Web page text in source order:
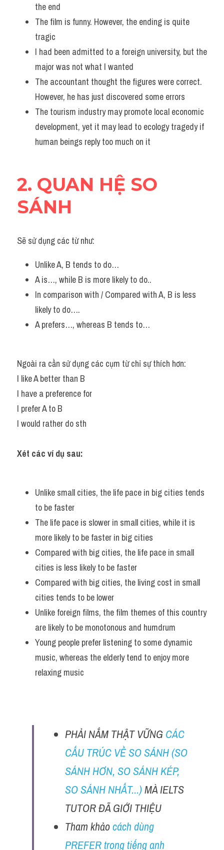
IELTS Advice
Đề thi thật Task 2
Listening
Speaking
Writing
Reading
Business
the end
The film is funny. However, the ending is quite
tragic
I had been admitted to a foreign university, but the
major was not what I wanted
The accountant thought the figures were correct.
However, he has just discovered some errors
The tourism industry may promote local economic
development, yet it may lead to ecology tragedy if
human beings reply too much on it
2. QUAN HỆ SO
SÁNH
Sẽ sử dụng các từ như:
Unlike A, B tends to do…
A is…, while B is more likely to do..
In comparison with / Compared with A, B is less
likely to do….
A prefers…, whereas B tends to…
Ngoài ra cần sử dụng các cụm từ chỉ sự thích hơn:
I like A better than B
I have a preference for
I prefer A to B
I would rather do sth
Xét các ví dụ sau:
Unlike small cities, the life pace in big cities tends
to be faster
The life pace is slower in small cities, while it is
more likely to be faster in big cities
Compared with big cities, the life pace in small
cities is less likely to be faster
Compared with big cities, the living cost in small
cities tends to be lower
Unlike foreign films, the film themes of this country
are likely to be monotonous and humdrum
Young people prefer listening to some dynamic
music, whereas the elderly tend to enjoy more
relaxing music
PHẢI NẮM THẬT VỮNG CÁC
CẤU TRÚC VỀ SO SÁNH (SO
SÁNH HƠN, SO SÁNH KÉP,
SO SÁNH NHẤT...) MÀ IELTS
TUTOR ĐÃ GIỚI THIỆU
Tham khảo cách dùng
PREFER trong tiếng anh